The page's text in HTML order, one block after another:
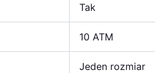
Tak
10 ATM
Jeden rozmiar